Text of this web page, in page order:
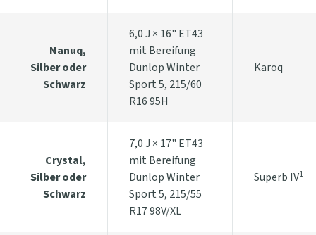
Nanuq,
Silber oder
Schwarz
6,0 J × 16" ET43
mit Bereifung
Dunlop Winter
Sport 5, 215/60
R16 95H
Karoq
Crystal,
Silber oder
Schwarz
7,0 J × 17" ET43
mit Bereifung
Dunlop Winter
Sport 5, 215/55
R17 98V/XL
Superb IV1